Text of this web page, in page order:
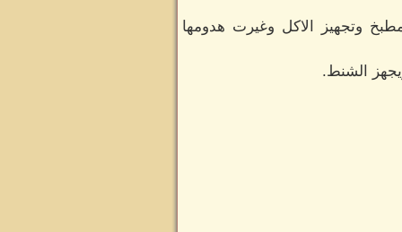
وتجهيز الاكل وغيرت هدومها
الشنط.